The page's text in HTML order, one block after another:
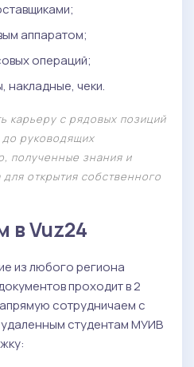
аппаратом;
операций;
накладные, чеки.
карьеру с рядовых позиций
руководящих
полученные знания и
открытия собственного
в Vuz24
из любого региона
проходит в 2
сотрудничаем с
студентам МУИВ